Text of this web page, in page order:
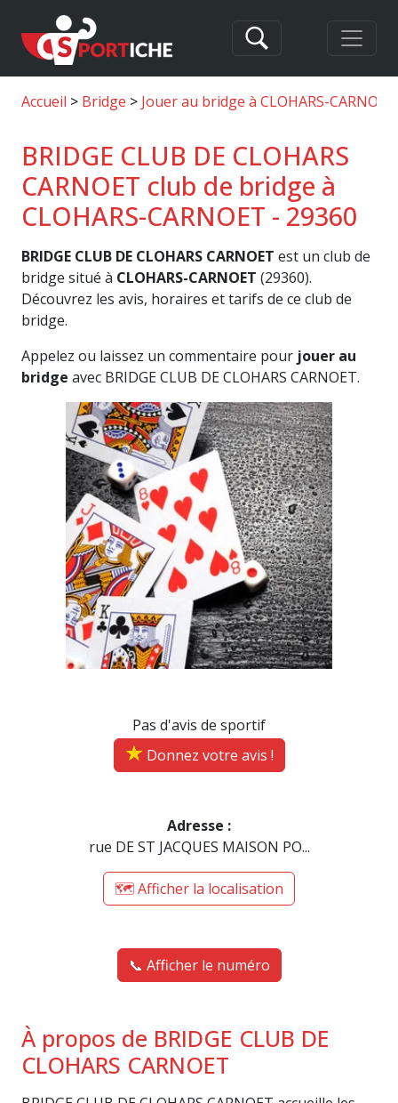
Accueil Bridge Jouer au bridge à CLOHARS-CARNOET
BRIDGE CLUB DE CLOHARS
CARNOET club de bridge à
CLOHARS-CARNOET - 29360
BRIDGE CLUB DE CLOHARS CARNOET est un club de
bridge situé à CLOHARS-CARNOET (29360).
Découvrez les avis, horaires et tarifs de ce club de
bridge.
Appelez ou laissez un commentaire pour jouer au
bridge avec BRIDGE CLUB DE CLOHARS CARNOET.
Pas d'avis de sportif
Donnez votre avis !
Adresse :
rue DE ST JACQUES MAISON PO...
🗺️ Afficher la localisation
📞 Afficher le numéro
À propos de BRIDGE CLUB DE
CLOHARS CARNOET